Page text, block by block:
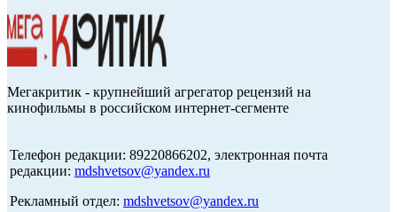
Мегакритик - крупнейший агрегатор рецензий на
кинофильмы в российском интернет-сегменте
Телефон редакции: 89220866202, электронная почта
редакции: mdshvetsov@yandex.ru
Рекламный отдел: mdshvetsov@yandex.ru